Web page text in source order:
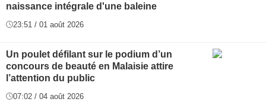
naissance intégrale d'une baleine
23:51 / 01 août 2026
Un poulet défilant sur le podium d’un
concours de beauté en Malaisie attire
l’attention du public
07:02 / 04 août 2026